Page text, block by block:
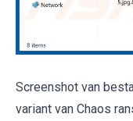
Screenshot van
variant van Chaos